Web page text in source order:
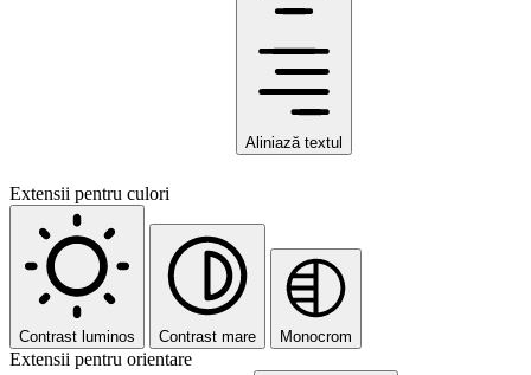
Aliniază textul
Extensii pentru culori
Contrast luminos Contrast mare Monocrom
Extensii pentru orientare